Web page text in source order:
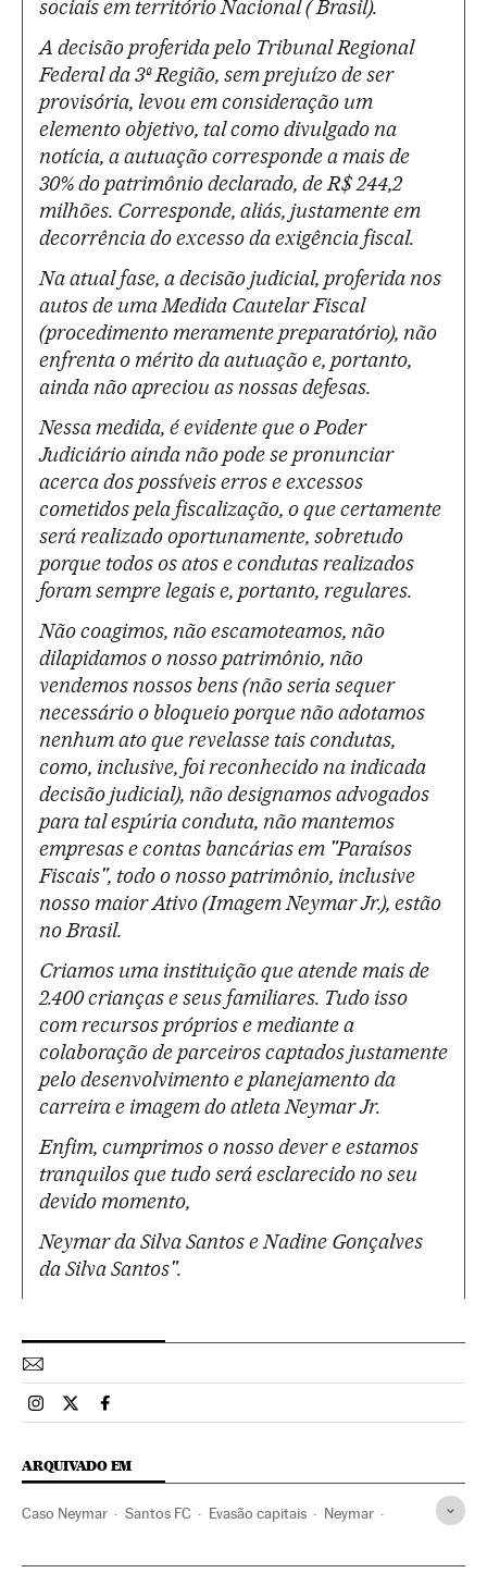
sociais em território Nacional ( Brasil).
A decisão proferida pelo Tribunal Regional
Federal da 3ª Região, sem prejuízo de ser
provisória, levou em consideração um
elemento objetivo, tal como divulgado na
notícia, a autuação corresponde a mais de
30% do patrimônio declarado, de R$ 244,2
milhões. Corresponde, aliás, justamente em
decorrência do excesso da exigência fiscal.
Na atual fase, a decisão judicial, proferida nos
autos de uma Medida Cautelar Fiscal
(procedimento meramente preparatório), não
enfrenta o mérito da autuação e, portanto,
ainda não apreciou as nossas defesas.
Nessa medida, é evidente que o Poder
Judiciário ainda não pode se pronunciar
acerca dos possíveis erros e excessos
cometidos pela fiscalização, o que certamente
será realizado oportunamente, sobretudo
porque todos os atos e condutas realizados
foram sempre legais e, portanto, regulares.
Não coagimos, não escamoteamos, não
dilapidamos o nosso patrimônio, não
vendemos nossos bens (não seria sequer
necessário o bloqueio porque não adotamos
nenhum ato que revelasse tais condutas,
como, inclusive, foi reconhecido na indicada
decisão judicial), não designamos advogados
para tal espúria conduta, não mantemos
empresas e contas bancárias em "Paraísos
Fiscais", todo o nosso patrimônio, inclusive
nosso maior Ativo (Imagem Neymar Jr.), estão
no Brasil.
Criamos uma instituição que atende mais de
2.400 crianças e seus familiares. Tudo isso
com recursos próprios e mediante a
colaboração de parceiros captados justamente
pelo desenvolvimento e planejamento da
carreira e imagem do atleta Neymar Jr.
Enfim, cumprimos o nosso dever e estamos
tranquilos que tudo será esclarecido no seu
devido momento,
Neymar da Silva Santos e Nadine Gonçalves
da Silva Santos".
Esportes El País Brasil en Instagram
Esportes El País Brasil en Twitter
Esportes El País Brasil en Facebook
ARQUIVADO EM
Caso Neymar Santos FC Evasão capitais Neymar